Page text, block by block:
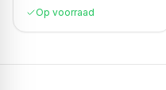
Op voorraad